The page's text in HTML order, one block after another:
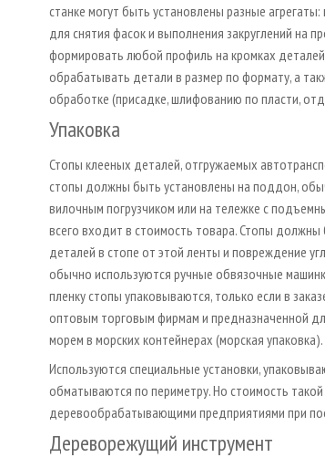
станке могут быть установлены разные
для снятия фасок и выполнения закруглений на
формировать любой профиль на кромках
обрабатывать детали в размер по формату, а
обработке (присадке, шлифованию по пласти,
Упаковка
Стопы клееных деталей, отгружаемых
стопы должны быть установлены на поддон,
вилочным погрузчиком или на тележке с
всего входит в стоимость товара. Стопы
деталей в стопе от этой ленты и повреждение
обычно используются ручные обвязочные
пленку стопы упаковываются, только если в
оптовым торговым фирмам и предназначенной
морем в морских контейнерах (морская упаковка).
Используются специальные установки,
обматываются по периметру. Но стоимость
деревообрабатывающими предприятиями при
Дереворежущий инструмент